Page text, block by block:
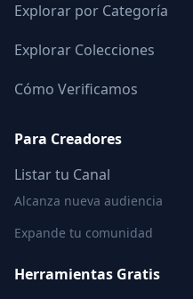
Explorar por Categoría
Explorar Colecciones
Cómo Verificamos
Para Creadores
Listar tu Canal
Alcanza nueva audiencia
Expande tu comunidad
Herramientas Gratis